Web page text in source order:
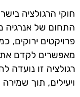
חוקי הרגולציה
התחום של אנרגיה
פרויקטים ירוקים,
מאפשרים לקדם
רגולציה זו נועדה
ויעילים, תוך